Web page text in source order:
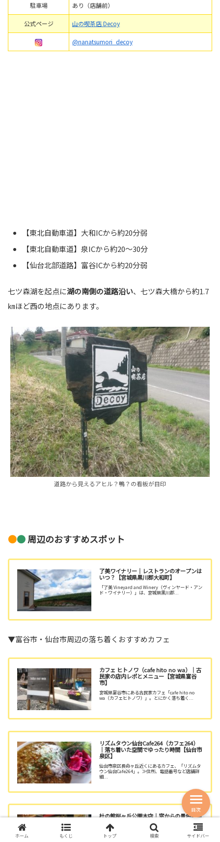
駐車場 あり（店舗前）
公式ページ 山の喫茶店 Decoy
@nanatsumori_decoy
【東北自動車道】大和ICから約20分弱
【東北自動車道】泉ICから約20～30分
【仙台北部道路】富谷ICから約20分弱
七ツ森湖を起点に湖の南側の道路沿い、七ツ森大橋から約1.7
㎞ほど西の地点にあります。
道路から見えるアヒル？鴨？の看板が目印
●●周辺のおすすめスポット
了美ワイナリー｜レストランのオープンは
いつ？【宮城県黒川郡大和町】
「了美 Vineyard and Winery（ヴィンヤード・アン
ド・ワイナリー）」は、宮城県黒川郡...
▼富谷市・仙台市周辺の落ち着くおすすめカフェ
カフェ ヒトノワ（cafe hito no wa）｜古
民家の店内レポとメニュー【宮城県富谷
市】
宮城県富谷市にある古民家カフェ「cafe hito no
wa（カフェヒトノワ）」。とにかく落ち着く...
リズムタウン仙台Cafe264（カフェ264）
｜落ち着いた空間でゆったり時間【仙台市
泉区】
仙台市泉区長命ヶ丘近くにあるカフェ、「リズムタ
ウン仙台Cafe264」。≫住所、電話番号など店舗詳
細...
杜の館桜ヶ丘公園本店｜窓からの景色に癒
されるカフェ併設のケーキ屋さん【仙台市
青葉区】
仙台市青葉区にある「杜の館桜ヶ丘公園本店」。
ホーム もくじ トップ 検索 サイドバー
目次